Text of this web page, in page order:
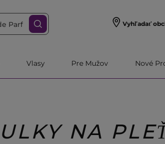
Vyhľadať
Vlasy Pre Mužov Nové
NA